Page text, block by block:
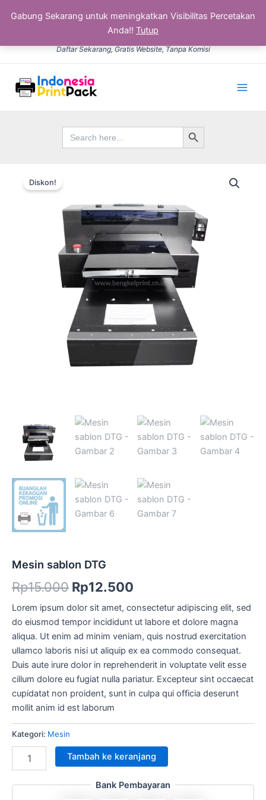
Gabung Sekarang untuk meningkatkan Visibilitas Percetakan
Anda!! Tutup
Daftar Sekarang, Gratis Website, Tanpa Komisi
Search
for:
Search Button
Diskon!
Mesin sablon DTG
Rp15.000
adalah:
Rp15.000.
Rp12.500
ini
adalah:
Rp12.500.
Lorem ipsum dolor sit amet, consectetur adipiscing elit, sed
do eiusmod tempor incididunt ut labore et dolore magna
aliqua. Ut enim ad minim veniam, quis nostrud exercitation
ullamco laboris nisi ut aliquip ex ea commodo consequat.
Duis aute irure dolor in reprehenderit in voluptate velit esse
cillum dolore eu fugiat nulla pariatur. Excepteur sint occaecat
cupidatat non proident, sunt in culpa qui officia deserunt
mollit anim id est laborum
Kategori: Mesin
Mesin
sablon
Tambah ke keranjang
Bank Pembayaran